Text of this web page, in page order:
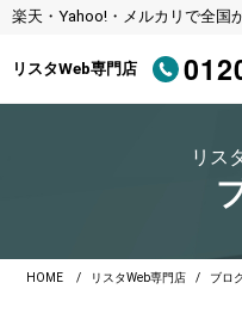
楽天・Yahoo!・メルカリで全国
リスタWeb専門店
リス
HOME リスタWeb専門店 ブロ